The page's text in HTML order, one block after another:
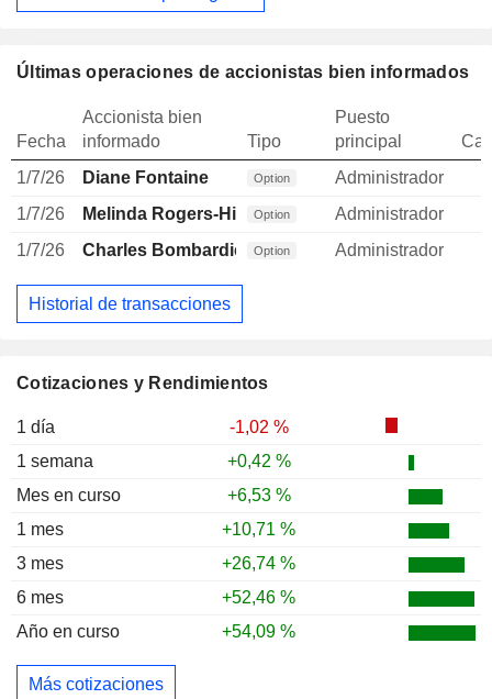
Cotizaciones y Rendimientos
1 día
-1,02 %
1 semana
+0,42 %
Mes en curso
+6,53 %
1 mes
+10,71 %
3 mes
+26,74 %
6 mes
+52,46 %
Año en curso
+54,09 %
Más cotizaciones
Últimas operaciones de accionistas bien informados
Fecha
Accionista bien
informado
Tipo
Puesto
principal
1/7/26
Diane Fontaine Option
Administrador
1/7/26
Melinda Rogers-HixonOption
Administrador
1/7/26
Charles Bombardier Option Administrador
Historial de transacciones